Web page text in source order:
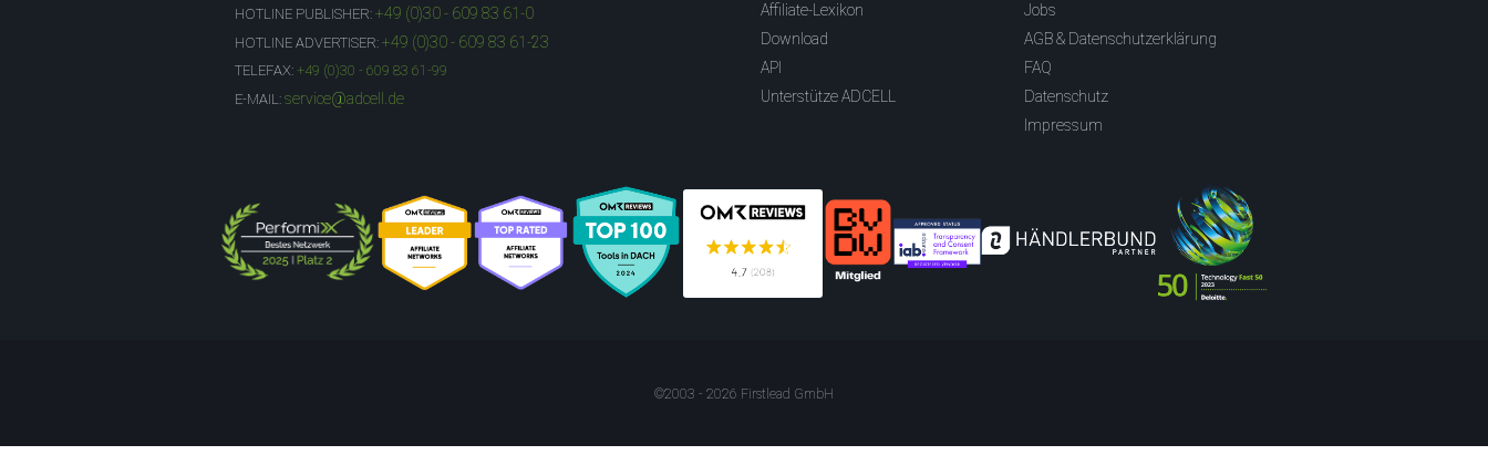
HOTLINE PUBLISHER: +49 (0)30 - 609 83 61-0
HOTLINE ADVERTISER: +49 (0)30 - 609 83 61-23
TELEFAX: +49 (0)30 - 609 83 61-99
E-MAIL: service@adcell.de
Affiliate-Lexikon
Download
API
Unterstütze ADCELL
Jobs
AGB & Datenschutzerklärung
FAQ
Datenschutz
Impressum
©2003 - 2026 Firstlead GmbH